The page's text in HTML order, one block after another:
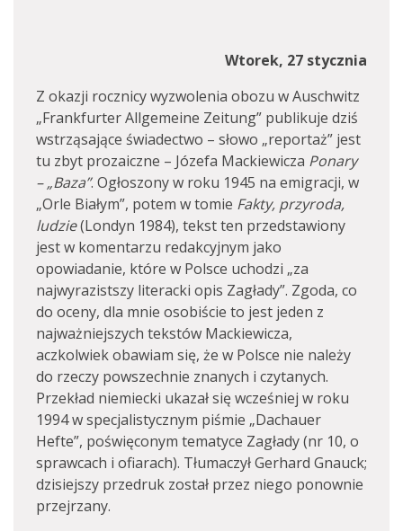
Wtorek, 27 stycznia
Z okazji rocznicy wyzwolenia obozu w Auschwitz
„Frankfurter Allgemeine Zeitung” publikuje dziś
wstrząsające świadectwo – słowo „reportaż” jest
tu zbyt prozaiczne – Józefa Mackiewicza Ponary
– „Baza”. Ogłoszony w roku 1945 na emigracji, w
„Orle Białym”, potem w tomie Fakty, przyroda,
ludzie(Londyn 1984), tekst ten przedstawiony
jest w komentarzu redakcyjnym jako
opowiadanie, które w Polsce uchodzi „za
najwyrazistszy literacki opis Zagłady”. Zgoda, co
do oceny, dla mnie osobiście to jest jeden z
najważniejszych tekstów Mackiewicza,
aczkolwiek obawiam się, że w Polsce nie należy
do rzeczy powszechnie znanych i czytanych.
Przekład niemiecki ukazał się wcześniej w roku
1994 w specjalistycznym piśmie „Dachauer
Hefte”, poświęconym tematyce Zagłady (nr 10, o
sprawcach i ofiarach). Tłumaczył Gerhard Gnauck;
dzisiejszy przedruk został przez niego ponownie
przejrzany.